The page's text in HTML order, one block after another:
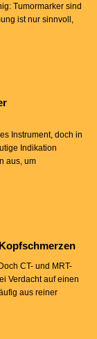
Tumormarker sind
ist nur sinnvoll,
Instrument, doch in
Indikation
aus, um
CT- und MRT-
Verdacht auf einen
aus reiner